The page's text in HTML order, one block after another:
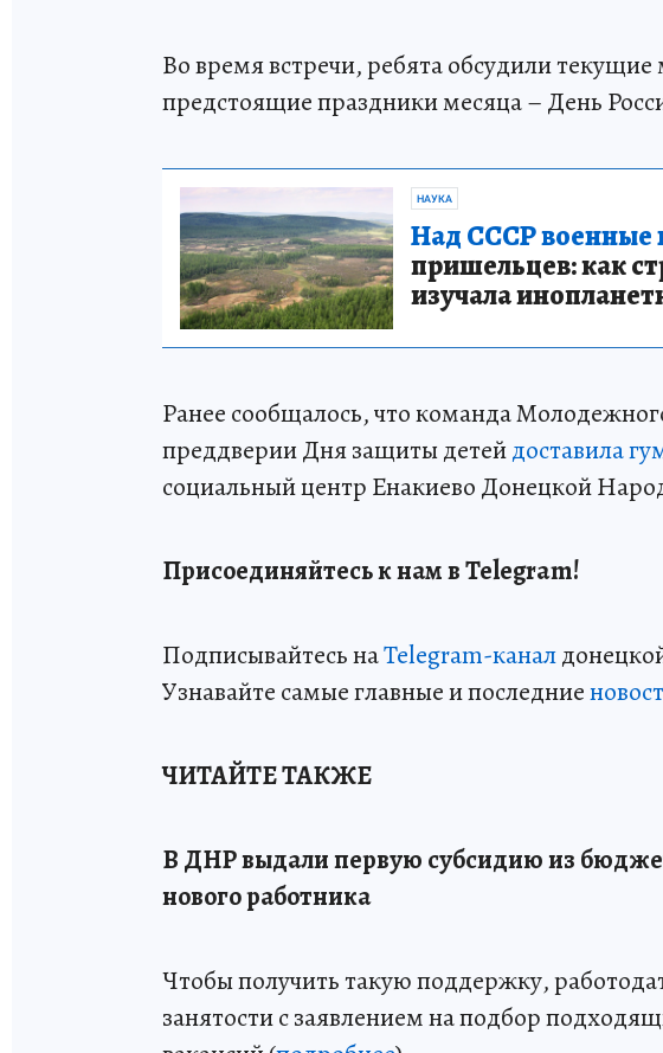
Во время встречи, ребята обсудили
предстоящие праздники месяца – День
НАУКА
Над СССР военные
пришельцев: как
изучала
Ранее сообщалось, что команда
преддверии Дня защиты детейдоставила
социальный центр Енакиево Донецкой
Присоединяйтесь к нам в Telegram!
Подписывайтесь наTelegram-канал
Узнавайте самые главные и последние
ЧИТАЙТЕ ТАКЖЕ
В ДНР выдали первую субсидию из
нового работника
Чтобы получить такую поддержку,
занятости с заявлением на подбор